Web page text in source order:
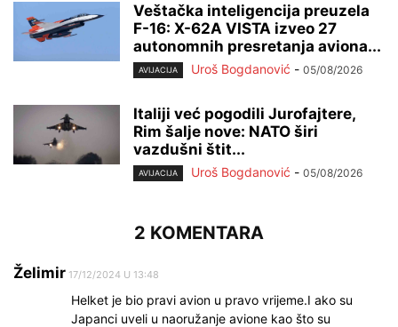
Veštačka inteligencija preuzela
F-16: X-62A VISTA izveo 27
autonomnih presretanja aviona...
AVIJACIJA Uroš Bogdanović - 05/08/2026
Italiji već pogodili Jurofajtere,
Rim šalje nove: NATO širi
vazdušni štit...
AVIJACIJA Uroš Bogdanović - 05/08/2026
2 KOMENTARA
Želimir 17/12/2024 U 13:48
Helket je bio pravi avion u pravo vrijeme.I ako su
Japanci uveli u naoružanje avione kao što su